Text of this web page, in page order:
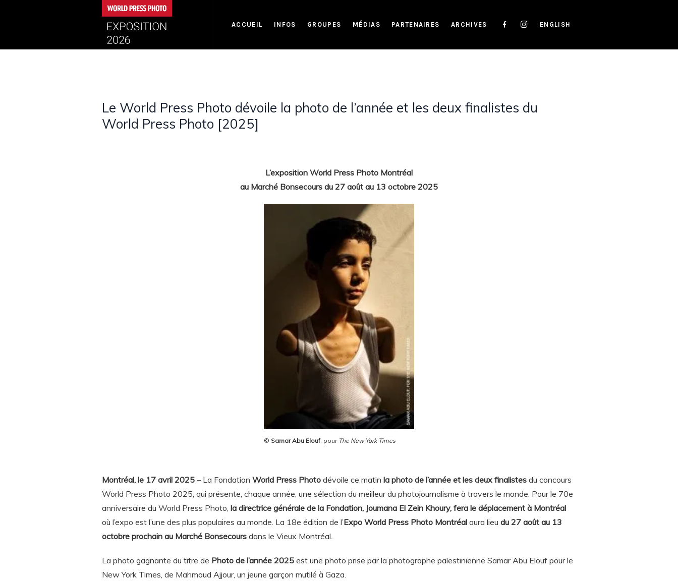
ACCUEIL INFOS GROUPES MÉDIAS PARTENAIRES ARCHIVES ENGLISH
Le World Press Photo dévoile la photo de l’année et les deux finalistes du
World Press Photo [2025]
L’exposition World Press Photo Montréal
au Marché Bonsecours du 27 août au 13 octobre 2025
© Samar Abu Elouf, pour The New York Times
Montréal, le 17 avril 2025– La Fondation World Press Photodévoile ce matin la photo de l’année et les deux finalistesdu concours
World Press Photo 2025, qui présente, chaque année, une sélection du meilleur du photojournalisme à travers le monde. Pour le 70e
anniversaire du World Press Photo, la directrice générale de la Fondation, Joumana El Zein Khoury, fera le déplacement à Montréal
où l’expo est l’une des plus populaires au monde. La 18e édition de l’Expo World Press Photo Montréalaura lieu du 27 août au 13
octobre prochain au Marché Bonsecoursdans le Vieux Montréal.
La photo gagnante du titre de Photo de l’année 2025est une photo prise par la photographe palestinienne Samar Abu Elouf pour le
New York Times, de Mahmoud Ajjour, un jeune garçon mutilé à Gaza.